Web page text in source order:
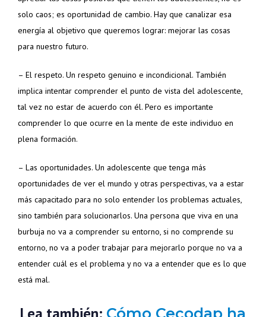
solo caos; es oportunidad de cambio. Hay que canalizar esa
energía al objetivo que queremos lograr: mejorar las cosas
para nuestro futuro.
– El respeto. Un respeto genuino e incondicional. También
implica intentar comprender el punto de vista del adolescente,
tal vez no estar de acuerdo con él. Pero es importante
comprender lo que ocurre en la mente de este individuo en
plena formación.
– Las oportunidades. Un adolescente que tenga más
oportunidades de ver el mundo y otras perspectivas, va a estar
más capacitado para no solo entender los problemas actuales,
sino también para solucionarlos. Una persona que viva en una
burbuja no va a comprender su entorno, si no comprende su
entorno, no va a poder trabajar para mejorarlo porque no va a
entender cuál es el problema y no va a entender que es lo que
está mal.